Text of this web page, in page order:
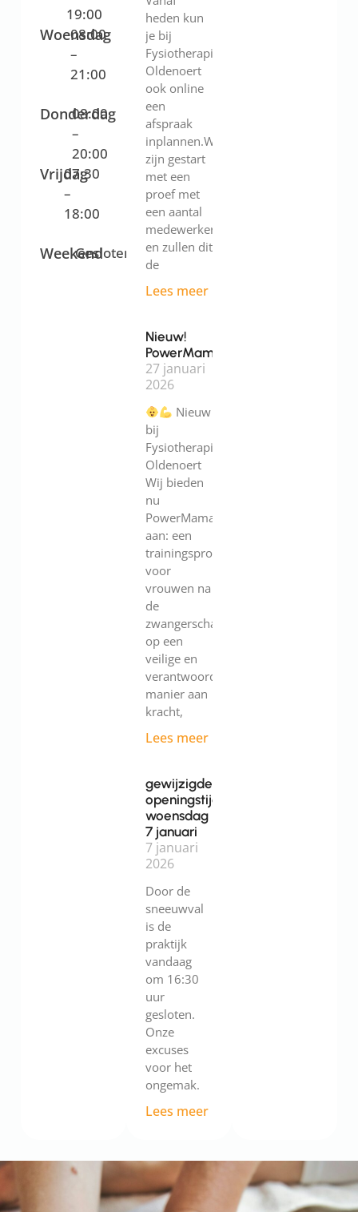
19:00
Woensdag
08:00
–
21:00
Donderdag
08:00
–
20:00
Vrijdag
07:30
–
18:00
Weekend
Gesloten
heden kun
je bij
Fysiotherapie
Oldenoert
ook online
een
afspraak
inplannen.We
zijn gestart
met een
proef met
een aantal
medewerkers
en zullen dit
de
Lees meer
Nieuw!
PowerMama
27 januari
2026
Nieuw
bij
Fysiotherapie
Oldenoert
Wij bieden
nu
PowerMama
aan: een
trainingsprogramma
voor
vrouwen na
de
zwangerschap.Werk
op een
veilige en
verantwoorde
manier aan
kracht,
Lees meer
gewijzigde
openingstijden
woensdag
7 januari
7 januari
2026
Door de
sneeuwval
is de
praktijk
vandaag
om 16:30
uur
gesloten.
Onze
excuses
voor het
ongemak.
Lees meer